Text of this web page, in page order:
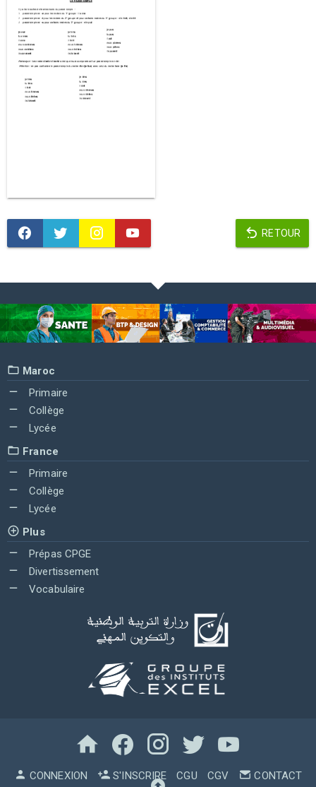
RETOUR
Maroc
Primaire
Collège
Lycée
France
Primaire
Collège
Lycée
Plus
Prépas CPGE
Divertissement
Vocabulaire
CONNEXION S'INSCRIRE CGU CGV CONTACT